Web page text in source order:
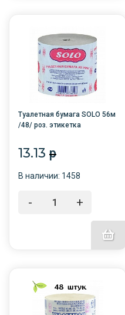
Туалетная бумага SOLO 56м
/48/ роз. этикетка
13.13 p
В наличии: 1458
- +